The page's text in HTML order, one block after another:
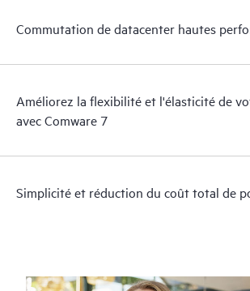
Commutation de datacenter hautes
Améliorez la flexibilité et l'élasticité de
avec Comware 7
Simplicité et réduction du coût total de